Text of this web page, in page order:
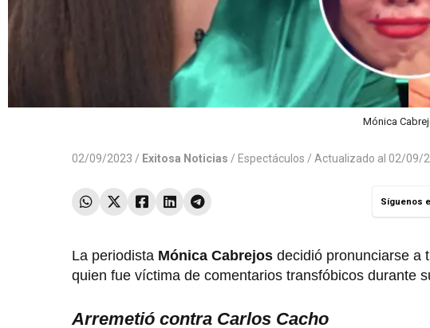
Mónica
02/09/2023 / Exitosa Noticias / Espectáculos / Actualizado al 02/09/
Síguenos
La periodista Mónica Cabrejos decidió pronunciarse a
quien fue víctima de comentarios transfóbicos durante
Arremetió contra Carlos Cacho